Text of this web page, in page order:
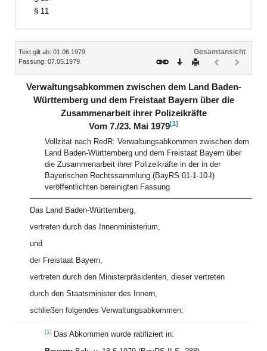
§ 11
Inhalt
Text gilt ab: 01.06.1979
Fassung: 07.05.1979
Gesamtansicht
Download
DruckenVorheriges
Verwaltungsabkommen zwischen dem Land Baden-
Württemberg und dem Freistaat Bayern über die
Zusammenarbeit ihrer Polizeikräfte
Vom 7./23. Mai 1979[1]
Vollzitat nach RedR: Verwaltungsabkommen zwischen dem
Land Baden-Württemberg und dem Freistaat Bayern über
die Zusammenarbeit ihrer Polizeikräfte in der in der
Bayerischen Rechtssammlung (BayRS 01-1-10-I)
veröffentlichten bereinigten Fassung
Das Land Baden-Württemberg,
vertreten durch das Innenministerium,
und
der Freistaat Bayern,
vertreten durch den Ministerpräsidenten, dieser vertreten
durch den Staatsminister des Innern,
schließen folgendes Verwaltungsabkommen:
[1] Das Abkommen wurde ratifiziert in: